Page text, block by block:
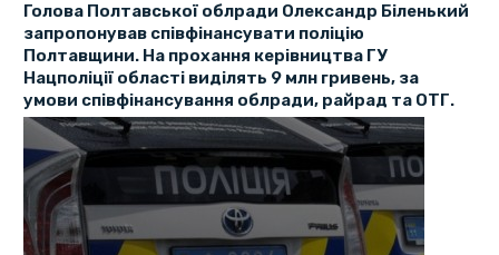
Голова Полтавської облради Олександр Біленький
запропонував співфінансувати поліцію
Полтавщини. На прохання керівництва ГУ
Нацполіції області виділять 9 млн гривень, за
умови співфінансування облради, райрад та ОТГ.